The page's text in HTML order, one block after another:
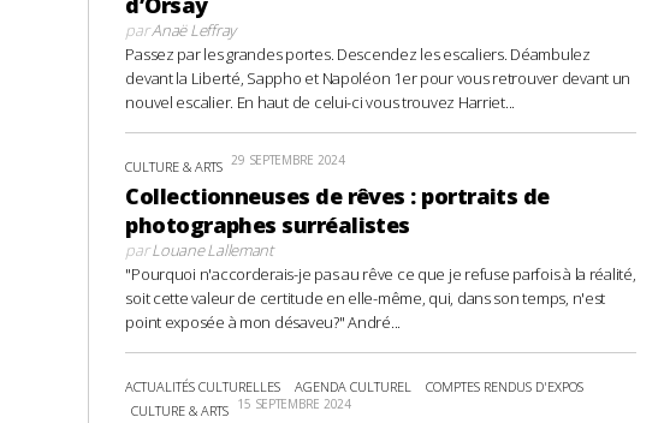
parAnaë Leffray
Passez par les grandes portes. Descendez les escaliers. Déambulez
devant la Liberté, Sappho et Napoléon 1er pour vous retrouver devant un
nouvel escalier. En haut de celui-ci vous trouvez Harriet...
CULTURE & ARTS 29 SEPTEMBRE 2024
Collectionneuses de rêves : portraits de
photographes surréalistes
parLouane Lallemant
"Pourquoi n'accorderais-je pas au rêve ce que je refuse parfois à la réalité,
soit cette valeur de certitude en elle-même, qui, dans son temps, n'est
point exposée à mon désaveu?" André...
ACTUALITÉS CULTURELLES AGENDA CULTUREL
COMPTES RENDUS D'EXPOS
CULTURE & ARTS 15 SEPTEMBRE 2024